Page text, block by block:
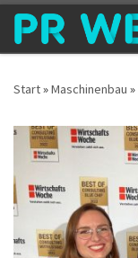
Zum Inhalt springen
Start»Maschinenbau »